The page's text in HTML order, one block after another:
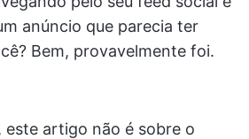
anúncio que parecia ter
Bem, provavelmente foi.
este artigo não é sobre o